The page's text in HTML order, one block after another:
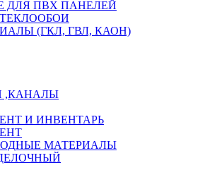
ПВХ ПАНЕЛЕЙ
(ГКЛ, ГВЛ, КАОН)
,КАНАЛЫ
И ИНВЕНТАРЬ
МАТЕРИАЛЫ